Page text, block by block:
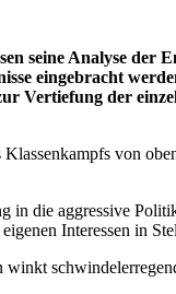
seine Analyse der
eingebracht
Vertiefung der
von
in die aggressive
Inte­ressen in